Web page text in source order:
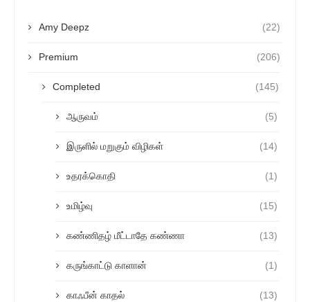
Amy Deepz (22)
Premium (206)
Completed (145)
ஆருவம் (5)
இருளில் மறுகும் விழிகள் (14)
உதரக்கொதி (1)
உமிழ்வு (15)
கண்ணிதழ் மீட்டாதே கண்ணா (13)
கருங்காட்டு காளான் (1)
காஃபீன் காதல் (13)